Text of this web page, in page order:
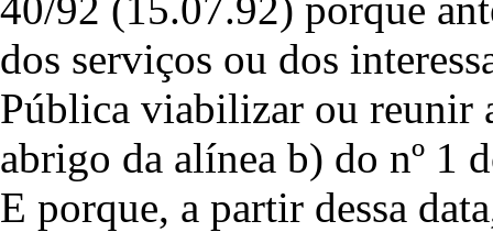
dos serviços ou dos
Pública viabilizar ou reunir
abrigo da alínea b) do nº 1
E porque, a partir dessa